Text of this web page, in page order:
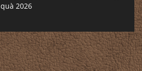
quà 2026